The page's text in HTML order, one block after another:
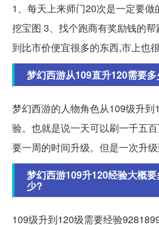
1、每天上来师门20次是一定要做
挖宝图 3、找个跑商有奖励钱的
到比市价便宜很多的东西,市上也
梦幻西游从109直升120需要
梦幻西游的人物角色从109级升
验。也就是说一天可以刷一千五
要一周的时间升级。但是一次升级
梦幻西游109升120经验大概
少?
109级升到120级需要经验